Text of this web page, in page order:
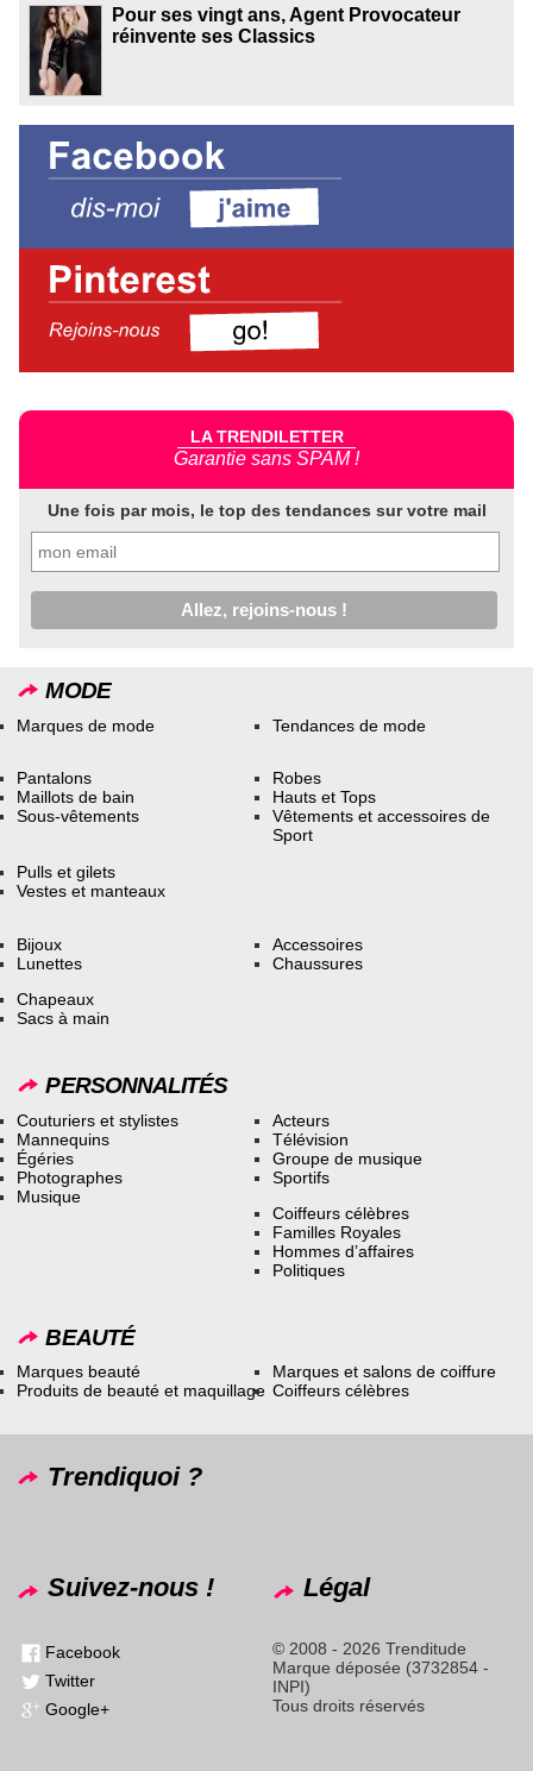
Pour ses vingt ans, Agent Provocateur
réinvente ses Classics
LA TRENDILETTER
Garantie sans SPAM !
Une fois par mois, le top des tendances sur votre mail
MODE
Marques de mode Tendances de mode
Pantalons
Maillots de bain
Sous-vêtements
Robes
Hauts et Tops
Vêtements et accessoires de
Sport
Pulls et gilets
Vestes et manteaux
Bijoux
Lunettes
Accessoires
Chaussures
Chapeaux
Sacs à main
PERSONNALITÉS
Couturiers et stylistes
Mannequins
Égéries
Photographes
Musique
Acteurs
Télévision
Groupe de musique
Sportifs
Coiffeurs célèbres
Familles Royales
Hommes d’affaires
Politiques
BEAUTÉ
Marques beauté
Produits de beauté et maquillage
Marques et salons de coiffure
Coiffeurs célèbres
Trendiquoi ?
Suivez-nous !
Facebook
Twitter
Google+
Légal
© 2008 - 2026 Trenditude
Marque déposée (3732854 -
INPI)
Tous droits réservés